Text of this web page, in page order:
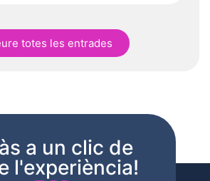
totes les entrades
a un clic de
l'experiència!